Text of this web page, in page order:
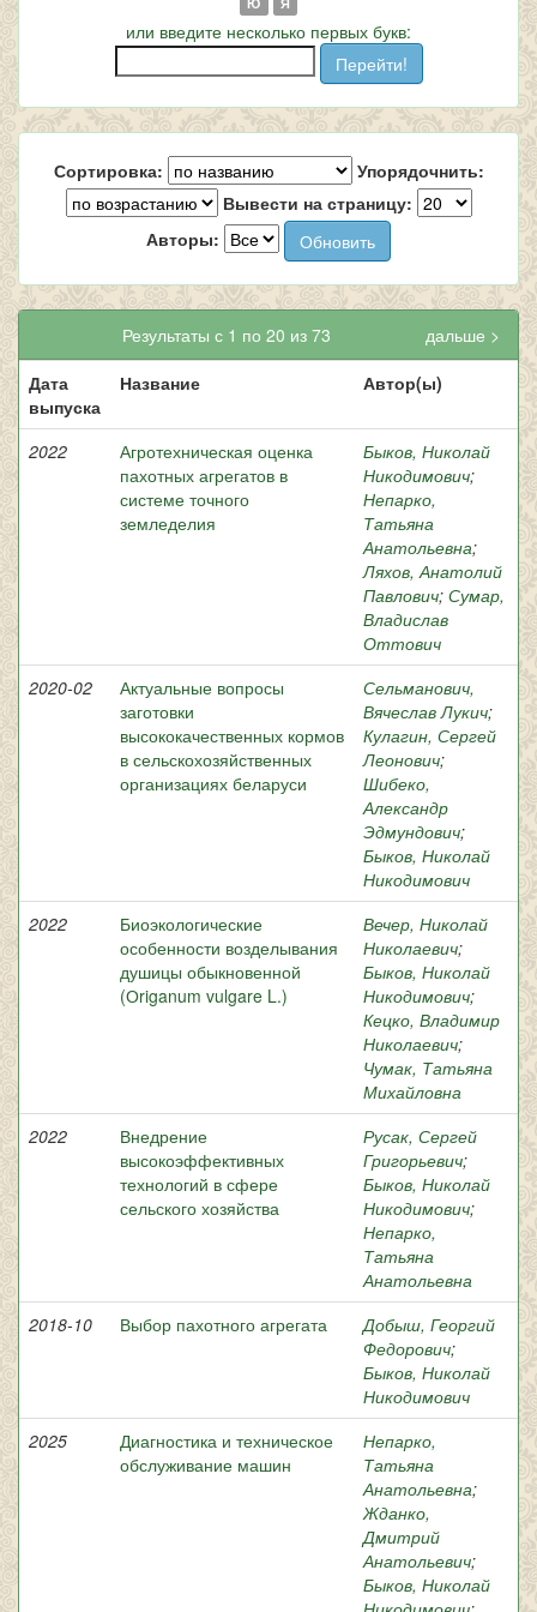
или введите несколько первых букв:
Сортировка:
Упорядочнить:
Вывести на страницу:
Авторы:
Результаты с 1 по 20 из 73
дальше >
Дата
выпуска
Название Автор(ы)
2022
Агротехническая оценка
пахотных агрегатов в
системе точного
земледелия
Быков, Николай
Никодимович;
Непарко,
Татьяна
Анатольевна;
Ляхов, Анатолий
Павлович; Сумар,
Владислав
Оттович
2020-02
Актуальные вопросы
заготовки
высококачественных кормов
в сельскохозяйственных
организациях беларуси
Сельманович,
Вячеслав Лукич;
Кулагин, Сергей
Леонович;
Шибеко,
Александр
Эдмундович;
Быков, Николай
Никодимович
2022
Биоэкологические
особенности возделывания
душицы обыкновенной
(Оriganum vulgare L.)
Вечер, Николай
Николаевич;
Быков, Николай
Никодимович;
Кецко, Владимир
Николаевич;
Чумак, Татьяна
Михайловна
2022
Внедрение
высокоэффективных
технологий в сфере
сельского хозяйства
Русак, Сергей
Григорьевич;
Быков, Николай
Никодимович;
Непарко,
Татьяна
Анатольевна
2018-10
Выбор пахотного агрегата
Добыш, Георгий
Федорович;
Быков, Николай
Никодимович
2025
Диагностика и техническое
обслуживание машин
Непарко,
Татьяна
Анатольевна;
Жданко,
Дмитрий
Анатольевич;
Быков, Николай